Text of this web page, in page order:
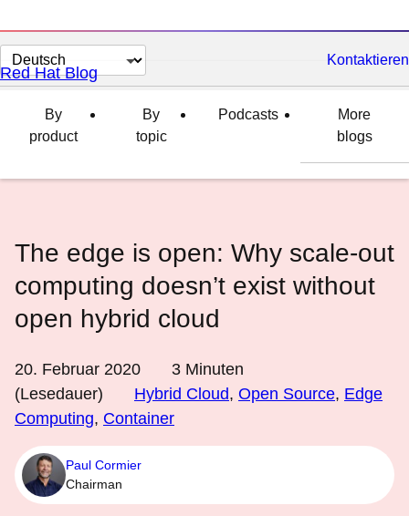
Sprache
auswählen
Kontaktieren
Red Hat Blog
By
product
By
topic
Podcasts
More
blogs
The edge is open: Why scale-out
computing doesn’t exist without
open hybrid cloud
20. Februar 2020 3 Minuten
(Lesedauer)
Hybrid Cloud, Open Source, Edge
Computing, Container
Paul Cormier
Chairman